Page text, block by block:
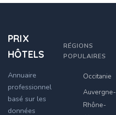
PRIX
HÔTELS
Annuaire
professionnel
basé sur les
données
RÉGIONS
POPULAIRES
Occitanie
Auvergne-
Rhône-